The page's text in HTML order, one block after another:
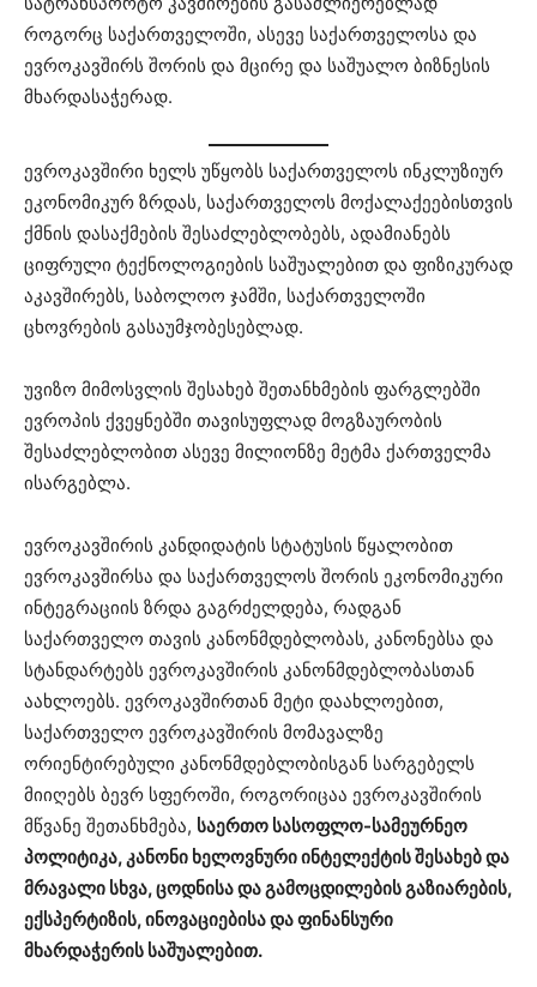
როგორც საქართველოში, ასევე საქართველოსა და
ევროკავშირს შორის და მცირე და საშუალო ბიზნესის
მხარდასაჭერად.
ევროკავშირი ხელს უწყობს საქართველოს ინკლუზიურ
ეკონომიკურ ზრდას, საქართველოს მოქალაქეებისთვის
ქმნის დასაქმების შესაძლებლობებს, ადამიანებს
ციფრული ტექნოლოგიების საშუალებით და ფიზიკურად
აკავშირებს, საბოლოო ჯამში, საქართველოში
ცხოვრების გასაუმჯობესებლად.
უვიზო მიმოსვლის შესახებ შეთანხმების ფარგლებში
ევროპის ქვეყნებში თავისუფლად მოგზაურობის
შესაძლებლობით ასევე მილიონზე მეტმა ქართველმა
ისარგებლა.
ევროკავშირის კანდიდატის სტატუსის წყალობით
ევროკავშირსა და საქართველოს შორის ეკონომიკური
ინტეგრაციის ზრდა გაგრძელდება, რადგან
საქართველო თავის კანონმდებლობას, კანონებსა და
სტანდარტებს ევროკავშირის კანონმდებლობასთან
აახლოებს. ევროკავშირთან მეტი დაახლოებით,
საქართველო ევროკავშირის მომავალზე
ორიენტირებული კანონმდებლობისგან სარგებელს
მიიღებს ბევრ სფეროში, როგორიცაა ევროკავშირის
მწვანე შეთანხმება, საერთო სასოფლო-სამეურნეო
პოლიტიკა, კანონი ხელოვნური ინტელექტის შესახებ და
მრავალი სხვა, ცოდნისა და გამოცდილების გაზიარების,
ექსპერტიზის, ინოვაციებისა და ფინანსური
მხარდაჭერის საშუალებით.